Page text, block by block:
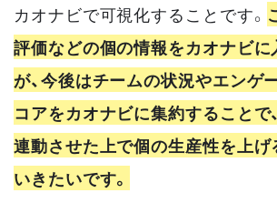
カオナビで可視化することです。
評価などの個の情報をカオナビに
が、今後はチームの状況やエンゲ
コアをカオナビに集約することで
連動させた上で個の生産性を上げ
いきたいです。